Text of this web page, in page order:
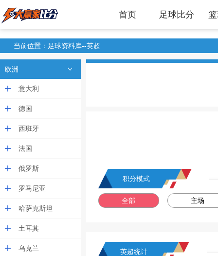
首页 足球比分
当前位置：足球资料库--英超
欧洲
意大利
德国
西班牙
法国
俄罗斯
罗马尼亚
哈萨克斯坦
土耳其
乌克兰
积分模式
全部 主场
英超统计